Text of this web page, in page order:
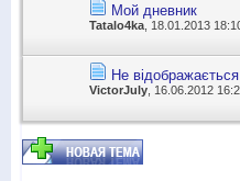
Мой дневник
Tatalo4ka , 18.01.2013
Не
VictorJuly , 16.06.2012